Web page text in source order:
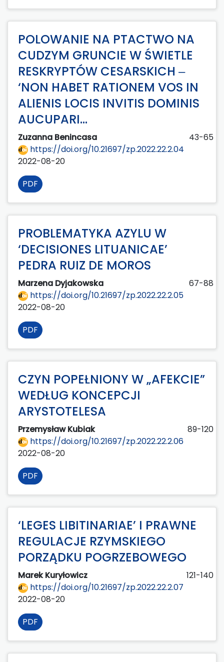
POLOWANIE NA PTACTWO NA
CUDZYM GRUNCIE W ŚWIETLE
RESKRYPTÓW CESARSKICH ‒
‘NON HABET RATIONEM VOS IN
ALIENIS LOCIS INVITIS DOMINIS
AUCUPARI…
Zuzanna Benincasa
43-65
https://doi.org/10.21697/zp.2022.22.2.04
2022-08-20
PDF
PROBLEMATYKA AZYLU W
‘DECISIONES LITUANICAE’
PEDRA RUIZ DE MOROS
Marzena Dyjakowska
67-88
https://doi.org/10.21697/zp.2022.22.2.05
2022-08-20
PDF
CZYN POPEŁNIONY W „AFEKCIE”
WEDŁUG KONCEPCJI
ARYSTOTELESA
Przemysław Kubiak
89-120
https://doi.org/10.21697/zp.2022.22.2.06
2022-08-20
PDF
‘LEGES LIBITINARIAE’ I PRAWNE
REGULACJE RZYMSKIEGO
PORZĄDKU POGRZEBOWEGO
Marek Kuryłowicz
121-140
https://doi.org/10.21697/zp.2022.22.2.07
2022-08-20
PDF